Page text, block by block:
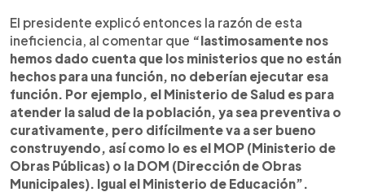
El presidente explicó entonces la razón de esta
ineficiencia, al comentar que “lastimosamente nos
hemos dado cuenta que los ministerios que no están
hechos para una función, no deberían ejecutar esa
función. Por ejemplo, el Ministerio de Salud es para
atender la salud de la población, ya sea preventiva o
curativamente, pero difícilmente va a ser bueno
construyendo, así como lo es el MOP (Ministerio de
Obras Públicas) o la DOM (Dirección de Obras
Municipales). Igual el Ministerio de Educación”.